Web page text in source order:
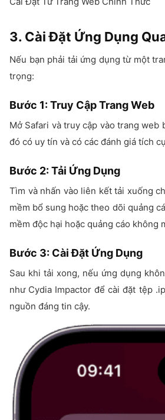
3. Cài Đặt Ứng Dụng
Nếu bạn phải tải ứng dụng từ một
trọng:
Bước 1: Truy Cập Trang Web
Mở Safari và truy cập vào trang
đó có uy tín và có các đánh giá tích
Bước 2: Tải Ứng Dụng
Tìm và nhấn vào liên kết tải xuống
mềm bổ sung hoặc theo dõi quảng
mềm độc hại hoặc quảng cáo không
Bước 3: Cài Đặt Ứng Dụng
Sau khi tải xong, nếu ứng dụng
như Cydia Impactor để cài đặt tệp
nguồn đáng tin cậy.